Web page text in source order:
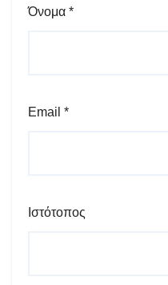
Όνομα *
Email *
Ιστότοπος